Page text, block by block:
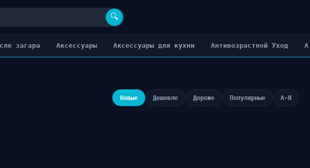
🔍
загара Аксессуары Аксессуары для кухни Антивозрастной Уход
Новые Дешевле Дороже Популярные А-Я